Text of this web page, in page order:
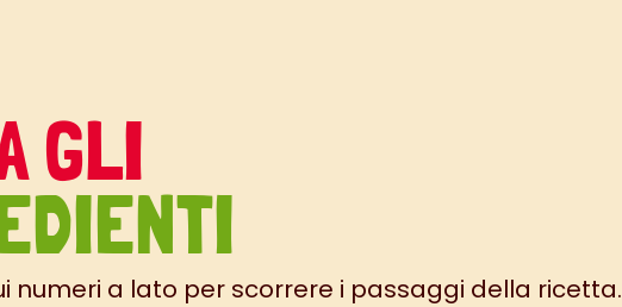
GLI
numeri a lato per scorrere i passaggi della ricetta.